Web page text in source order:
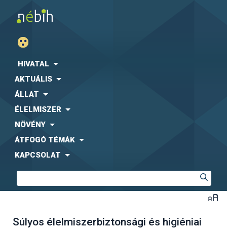
HIVATAL
AKTUÁLIS
ÁLLAT
ÉLELMISZER
NÖVÉNY
ÁTFOGÓ TÉMÁK
KAPCSOLAT
Súlyos élelmiszerbiztonsági és higiéniai